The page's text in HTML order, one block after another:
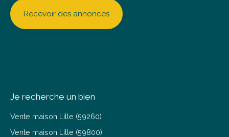
Recevoir des annonces
Je recherche un bien
Vente maison Lille (59260)
Vente maison Lille (59800)